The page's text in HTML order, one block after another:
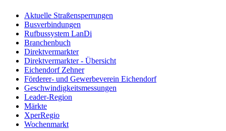
Aktuelle Straßensperrungen
Busverbindungen
Rufbussystem LanDi
Branchenbuch
Direktvermarkter
Direktvermarkter - Übersicht
Eichendorf Zehner
Förderer- und Gewerbeverein Eichendorf
Geschwindigkeitsmessungen
Leader-Region
Märkte
XperRegio
Wochenmarkt